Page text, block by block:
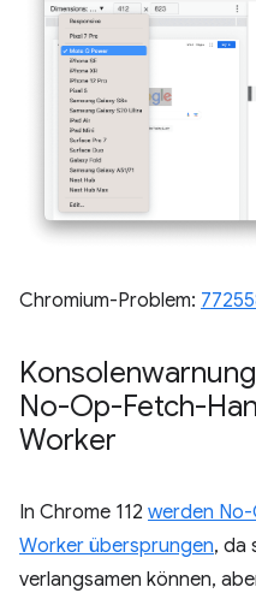
Chromium-Problem:
No-Op-Fetch-
Worker
In Chrome 112 werden
Worker übersprungen, da
verlangsamen können,